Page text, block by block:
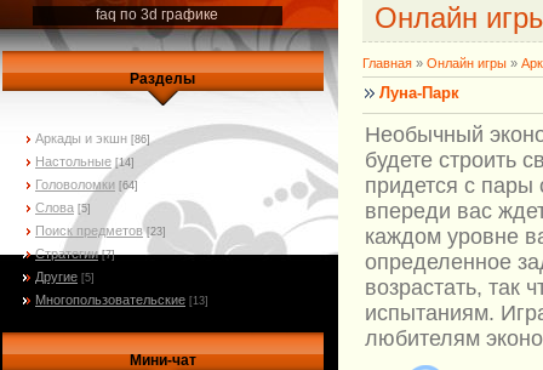
faq по 3d графике
Разделы
Аркады и экшн [86]
Настольные [14]
Головоломки [64]
Слова [5]
Поиск предметов [23]
Стратегии [7]
Другие [5]
Многопользовательские [13]
Мини-чат
Онлайн
Главная » Онлайн игры »
Луна-Парк
Необычный
будете строить
придется с пары
впереди вас
каждом уровне
определенное
возрастать, так
испытаниям.
любителям